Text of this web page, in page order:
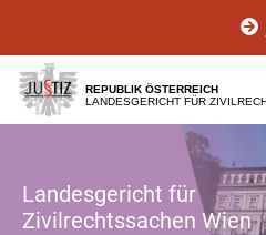
[1]
[2]
[3]
REPUBLIK ÖSTERREICH
LANDESGERICHT FÜR
Landesgericht für
Zivilrechtssachen Wien